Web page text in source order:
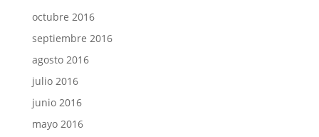
octubre 2016
septiembre 2016
agosto 2016
julio 2016
junio 2016
mayo 2016